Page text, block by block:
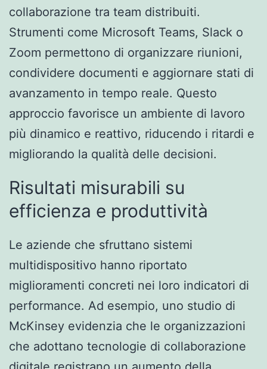
collaborazione tra team distribuiti.
Strumenti come Microsoft Teams, Slack o
Zoom permettono di organizzare riunioni,
condividere documenti e aggiornare stati di
avanzamento in tempo reale. Questo
approccio favorisce un ambiente di lavoro
più dinamico e reattivo, riducendo i ritardi e
migliorando la qualità delle decisioni.
Risultati misurabili su
efficienza e produttività
Le aziende che sfruttano sistemi
multidispositivo hanno riportato
miglioramenti concreti nei loro indicatori di
performance. Ad esempio, uno studio di
McKinsey evidenzia che le organizzazioni
che adottano tecnologie di collaborazione